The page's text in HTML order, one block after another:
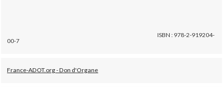
ISBN : 978-2-919204-
00-7
France-ADOT.org - Don d'Organe